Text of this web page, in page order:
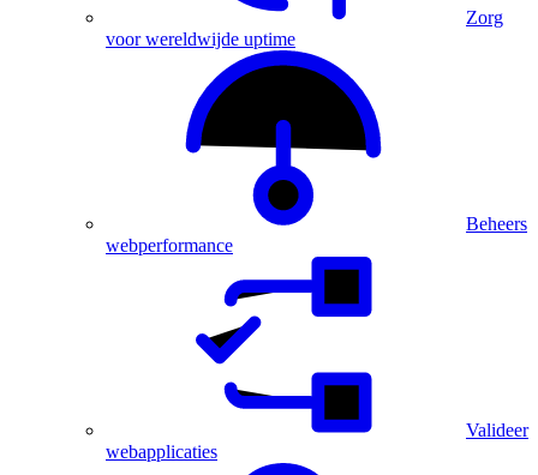
Zorg
voor wereldwijde uptime
Beheers
webperformance
Valideer
webapplicaties